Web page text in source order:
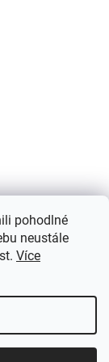
pohodlné
neustále
Více
vyhrazena.